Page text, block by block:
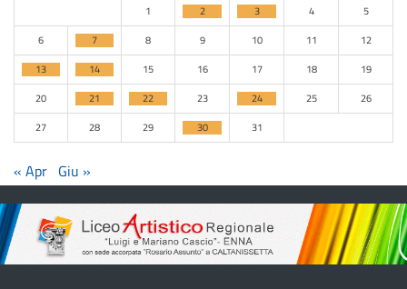
1 2 3 4
5
6
7 8 9 10 11
12
13
14 15 16 17 18
19
20
21 22 23 24 25
26
27
28 29 30 31
« Apr Giu »